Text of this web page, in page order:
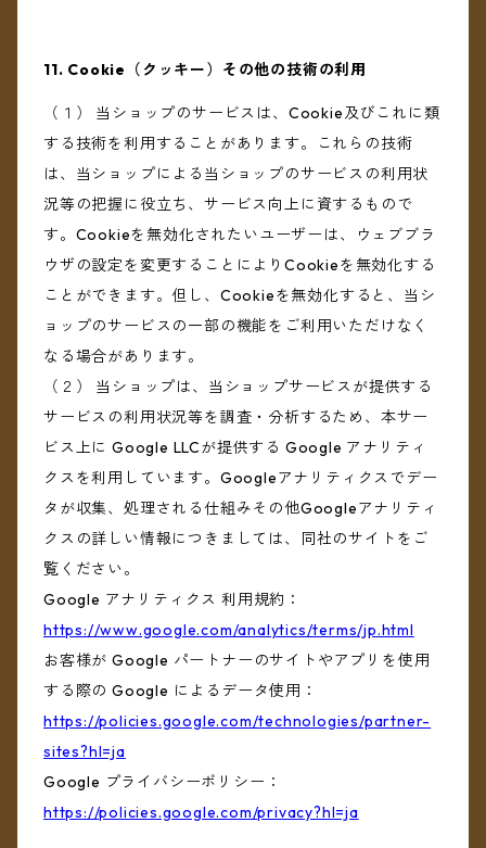
11. Cookie（クッキー）その他の技術の利用
（１） 当ショップのサービスは、Cookie及びこれに類
する技術を利用することがあります。これらの技術
は、当ショップによる当ショップのサービスの利用状
況等の把握に役立ち、サービス向上に資するもので
す。Cookieを無効化されたいユーザーは、ウェブブラ
ウザの設定を変更することによりCookieを無効化する
ことができます。但し、Cookieを無効化すると、当シ
ョップのサービスの一部の機能をご利用いただけなく
なる場合があります。
（２） 当ショップは、当ショップサービスが提供する
サービスの利用状況等を調査・分析するため、本サー
ビス上に Google LLCが提供する Google アナリティ
クスを利用しています。Googleアナリティクスでデー
タが収集、処理される仕組みその他Googleアナリティ
クスの詳しい情報につきましては、同社のサイトをご
覧ください。
Google アナリティクス 利用規約：
https://www.google.com/analytics/terms/jp.html
お客様が Google パートナーのサイトやアプリを使用
する際の Google によるデータ使用：
https://policies.google.com/technologies/partner-
sites?hl=ja
Google プライバシーポリシー：
https://policies.google.com/privacy?hl=ja